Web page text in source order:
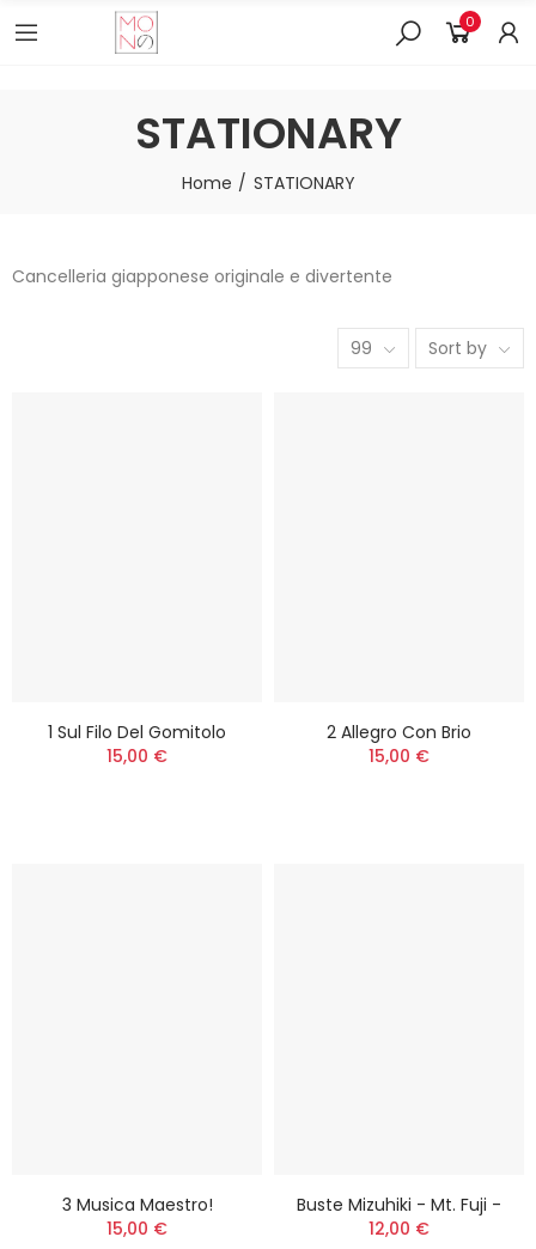
0
STATIONARY
Home STATIONARY
Cancelleria giapponese originale e divertente
99 Sort by
1 Sul Filo Del Gomitolo
15,00 €
2 Allegro Con Brio
15,00 €
3 Musica Maestro!
15,00 €
Buste Mizuhiki - Mt. Fuji -
12,00 €